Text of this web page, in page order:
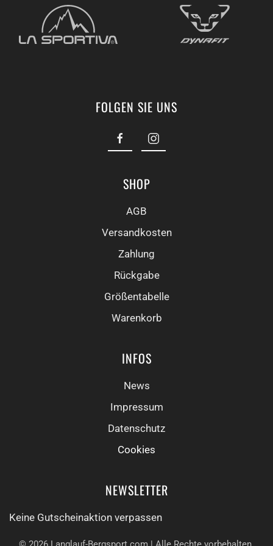
FOLGEN SIE UNS
SHOP
AGB
Versandkosten
Zahlung
Rückgabe
Größentabelle
Warenkorb
INFOS
News
Impressum
Datenschutz
Cookies
NEWSLETTER
Keine Gutschein­aktion verpassen